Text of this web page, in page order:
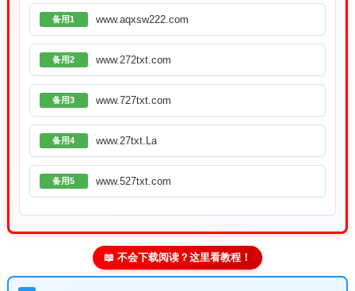
备用1 www.aqxsw222.com
备用2 www.272txt.com
备用3 www.727txt.com
备用4 www.27txt.La
备用5 www.527txt.com
📖 不会下载阅读？这里看教程！